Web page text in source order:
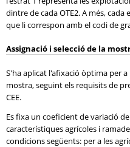
dintre de cada OTE2. A més,
que li correspon amb el codi de
Assignació i selecció de la
S'ha aplicat l'afixació òptima per
mostra, seguint els requisits de
CEE.
Es fixa un coeficient de variació
característiques agrícoles i
condicions següents: per a les